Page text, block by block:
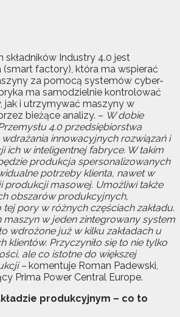
składników Industry 4.0 jest
factory), która ma wspierać
za pomocą systemów cyber-
ma samodzielnie kontrolować
jak i utrzymywać maszyny w
bieżące analizy. – W dobie
4.0 przedsiębiorstwa
innowacyjnych rozwiązań i
ich w inteligentnej fabryce. W takim
produkcja spersonalizowanych
potrzeby klienta, nawet w
produkcji masowej. Umożliwi także
obszarów produkcyjnych,
pory w różnych częściach zakładu.
maszyn w jeden zintegrowany system
wdrożone już w kilku zakładach u
klientów. Przyczyniło się to nie tylko
ale co istotne do większej
–komentuje Roman Padewski,
Prima Power Central Europe.
produkcyjnym – co to